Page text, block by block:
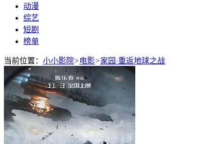
动漫
综艺
短剧
榜单
当前位置： 小小影院>电影>家园·重返地球之战